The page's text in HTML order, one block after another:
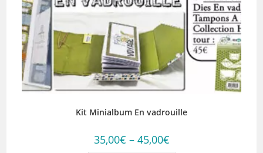
Kit Minialbum En vadrouille
35,00€ – 45,00€